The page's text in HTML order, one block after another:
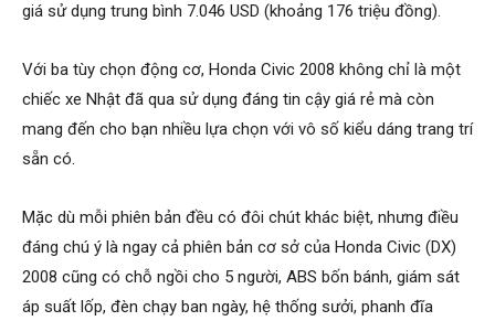
giá sử dụng trung bình 7.046 USD (khoảng 176 triệu đồng).
Với ba tùy chọn động cơ, Honda Civic 2008 không chỉ là một
chiếc xe Nhật đã qua sử dụng đáng tin cậy giá rẻ mà còn
mang đến cho bạn nhiều lựa chọn với vô số kiểu dáng trang trí
sẵn có.
Mặc dù mỗi phiên bản đều có đôi chút khác biệt, nhưng điều
đáng chú ý là ngay cả phiên bản cơ sở của Honda Civic (DX)
2008 cũng có chỗ ngồi cho 5 người, ABS bốn bánh, giám sát
áp suất lốp, đèn chạy ban ngày, hệ thống sưởi, phanh đĩa